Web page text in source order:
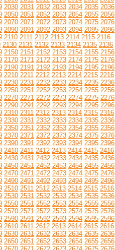
2030 2031 2032 2033 2034 2035 2036
2050 2051 2052 2053 2054 2055 2056
2070 2071 2072 2073 2074 2075 2076
2090 2091 2092 2093 2094 2095 2096
2110 2111 2112 2113 2114 2115 2116
2130 2131 2132 2133 2134 2135 2136
2150 2151 2152 2153 2154 2155 2156
2170 2171 2172 2173 2174 2175 2176
2190 2191 2192 2193 2194 2195 2196
2210 2211 2212 2213 2214 2215 2216
2230 2231 2232 2233 2234 2235 2236
2250 2251 2252 2253 2254 2255 2256
2270 2271 2272 2273 2274 2275 2276
2290 2291 2292 2293 2294 2295 2296
2310 2311 2312 2313 2314 2315 2316
2330 2331 2332 2333 2334 2335 2336
2350 2351 2352 2353 2354 2355 2356
2370 2371 2372 2373 2374 2375 2376
2390 2391 2392 2393 2394 2395 2396
2410 2411 2412 2413 2414 2415 2416
2430 2431 2432 2433 2434 2435 2436
2450 2451 2452 2453 2454 2455 2456
2470 2471 2472 2473 2474 2475 2476
2490 2491 2492 2493 2494 2495 2496
2510 2511 2512 2513 2514 2515 2516
2530 2531 2532 2533 2534 2535 2536
2550 2551 2552 2553 2554 2555 2556
2570 2571 2572 2573 2574 2575 2576
2590 2591 2592 2593 2594 2595 2596
2610 2611 2612 2613 2614 2615 2616
2630 2631 2632 2633 2634 2635 2636
2650 2651 2652 2653 2654 2655 2656